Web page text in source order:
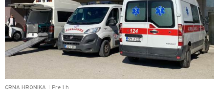
CRNA HRONIKA Pre 1 h